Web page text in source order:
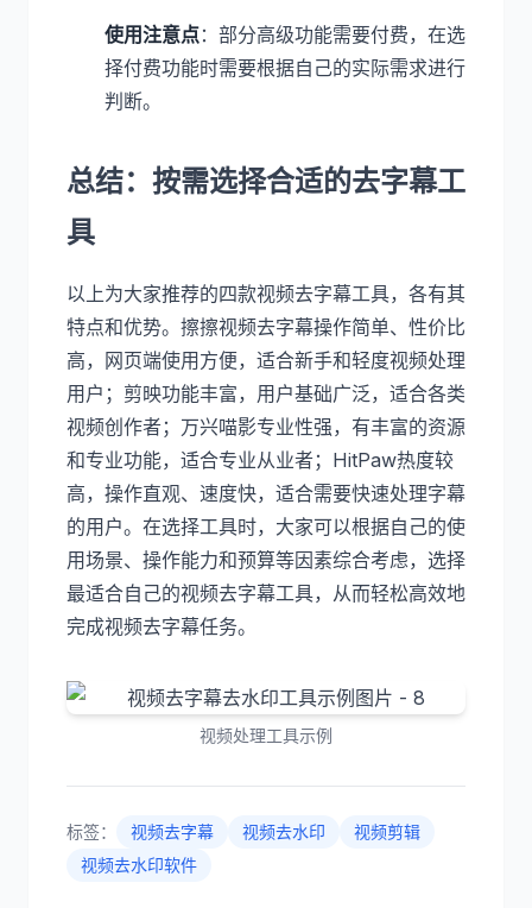
使用注意点：部分高级功能需要付费，在选
择付费功能时需要根据自己的实际需求进行
判断。
总结：按需选择合适的去字幕工
具
以上为大家推荐的四款视频去字幕工具，各有其
特点和优势。擦擦视频去字幕操作简单、性价比
高，网页端使用方便，适合新手和轻度视频处理
用户；剪映功能丰富，用户基础广泛，适合各类
视频创作者；万兴喵影专业性强，有丰富的资源
和专业功能，适合专业从业者；HitPaw热度较
高，操作直观、速度快，适合需要快速处理字幕
的用户。在选择工具时，大家可以根据自己的使
用场景、操作能力和预算等因素综合考虑，选择
最适合自己的视频去字幕工具，从而轻松高效地
完成视频去字幕任务。
视频处理工具示例
标签： 视频去字幕 视频去水印
视频剪辑
视频去水印软件